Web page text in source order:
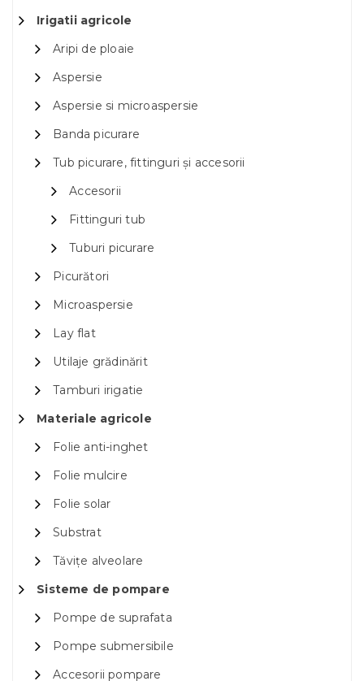
Irigatii agricole
Aripi de ploaie
Aspersie
Aspersie si microaspersie
Banda picurare
Tub picurare, fittinguri și accesorii
Accesorii
Fittinguri tub
Tuburi picurare
Picurători
Microaspersie
Lay flat
Utilaje grădinărit
Tamburi irigatie
Materiale agricole
Folie anti-inghet
Folie mulcire
Folie solar
Substrat
Tăvițe alveolare
Sisteme de pompare
Pompe de suprafata
Pompe submersibile
Accesorii pompare